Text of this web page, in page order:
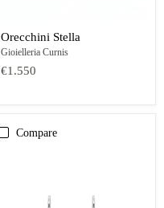
Orecchini Stella
Gioielleria Curnis
€1.550
Compare